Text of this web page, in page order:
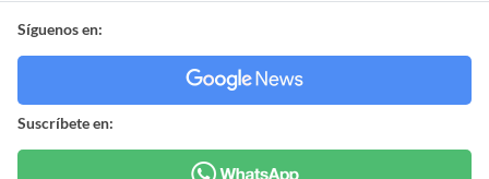
Síguenos en:
Suscríbete en: